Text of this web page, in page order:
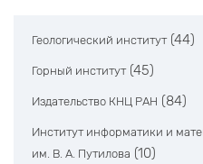
Геологический институт (44)
Горный институт (45)
Издательство КНЦ РАН (84)
Институт информатики и
им. В. А. Путилова (10)